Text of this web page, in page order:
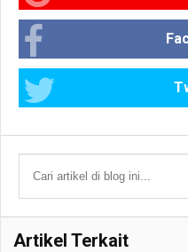
Artikel Terkait